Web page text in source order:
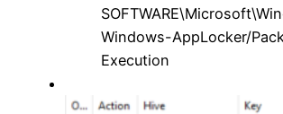
Windows-AppLocker/
Execution